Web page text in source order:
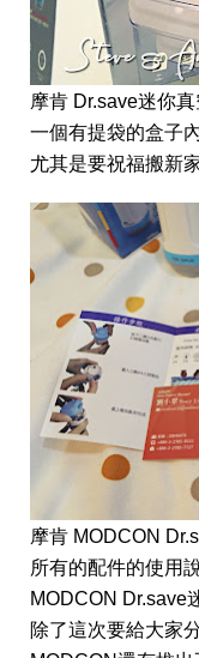
摩肯 Dr.save迷你
一個有提袋的盒子
尤其是要祝福搬新
摩肯 MODCON
所有的配件的使用
MODCON Dr.save
除了這次要給大家